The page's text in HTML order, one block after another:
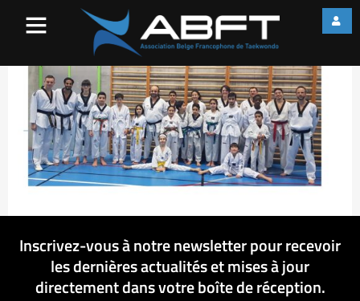
Inscrivez-vous à notre newsletter pour recevoir
les dernières actualités et mises à jour
directement dans votre boîte de réception.